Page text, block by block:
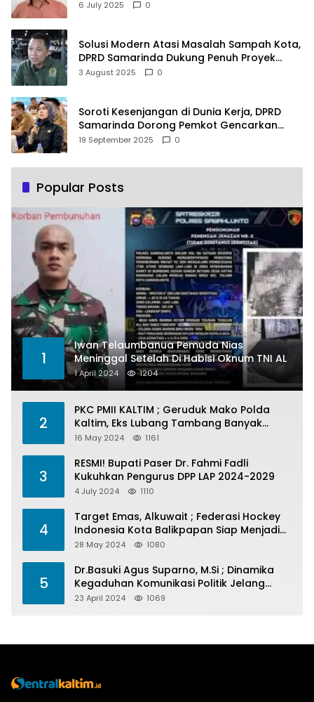
Pusat Logistik Bencana Kalimantan
6 July 2025 0
Solusi Modern Atasi Masalah Sampah Kota,
DPRD Samarinda Dukung Penuh Proyek
PLTSA
3 August 2025 0
Soroti Kesenjangan di Dunia Kerja, DPRD
Samarinda Dorong Pemkot Gencarkan
Pemberdayaan Perempuan
19 September 2025 0
Popular Posts
1
Iwan Telaumbanua Pemuda Nias
Meninggal Setelah Di Habisi Oknum TNI AL
1 April 2024 1204
2
PKC PMII KALTIM ; Geruduk Mako Polda
Kaltim, Eks Lubang Tambang Banyak
Menelan Korban
16 May 2024 1161
3
RESMI! Bupati Paser Dr. Fahmi Fadli
Kukuhkan Pengurus DPP LAP 2024-2029
4 July 2024 1110
4
Target Emas, Alkuwait ; Federasi Hockey
Indonesia Kota Balikpapan Siap Menjadi
Barometer Prestasi Di Kaltim
28 May 2024 1080
5
Dr.Basuki Agus Suparno, M.Si ; Dinamika
Kegaduhan Komunikasi Politik Jelang
Pesta Politik 2024
23 April 2024 1069